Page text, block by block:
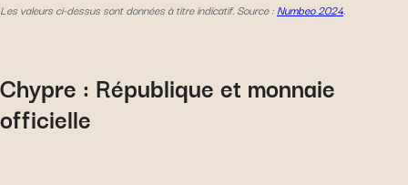
Les valeurs ci-dessus sont données à titre indicatif. Source :Numbeo 2024.
Chypre : République et monnaie
officielle